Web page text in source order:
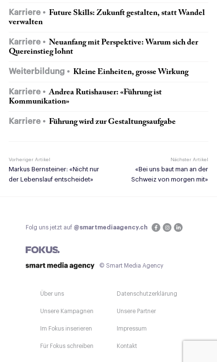
Karriere
Future Skills: Zukunft gestalten, statt Wandel
verwalten
Karriere
Neuanfang mit Perspektive: Warum sich der
Quereinstieg lohnt
Weiterbildung Kleine Einheiten, grosse Wirkung
Karriere
Andrea Rutishauser: «Führung ist
Kommunikation»
Karriere Führung wird zur Gestaltungsaufgabe
Vorheriger Artikel
Markus Bernsteiner: «Nicht nur
der Lebenslauf entscheidet»
Nächster Artikel
«Bei uns baut man an der
Schweiz von morgen mit»
Folg uns jetzt auf @smartmediaagency.ch
© Smart Media Agency
Über uns
Unsere Kampagnen
Im Fokus inserieren
Für Fokus schreiben
Datenschutzerklärung
Unsere Partner
Impressum
Kontakt